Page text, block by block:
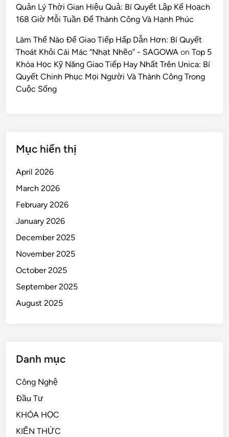
Quản Lý Thời Gian Hiệu Quả: Bí Quyết Lập Kế Hoạch
168 Giờ Mỗi Tuần Để Thành Công Và Hạnh Phúc
Làm Thế Nào Để Giao Tiếp Hấp Dẫn Hơn: Bí Quyết
Thoát Khỏi Cái Mác “Nhạt Nhẽo” - SAGOWA onTop 5
Khóa Học Kỹ Năng Giao Tiếp Hay Nhất Trên Unica: Bí
Quyết Chinh Phục Mọi Người Và Thành Công Trong
Cuộc Sống
Mục hiển thị
April 2026
March 2026
February 2026
January 2026
December 2025
November 2025
October 2025
September 2025
August 2025
Danh mục
Công Nghệ
Đầu Tư
KHÓA HỌC
KIẾN THỨC